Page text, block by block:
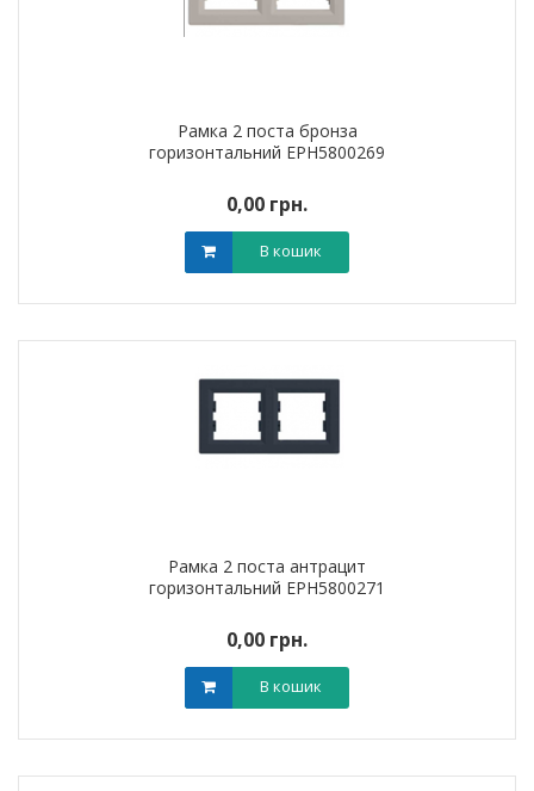
Рамка 2 поста бронза
горизонтальний EPH5800269
0,00 грн.
В кошик
Рамка 2 поста антрацит
горизонтальний EPH5800271
0,00 грн.
В кошик